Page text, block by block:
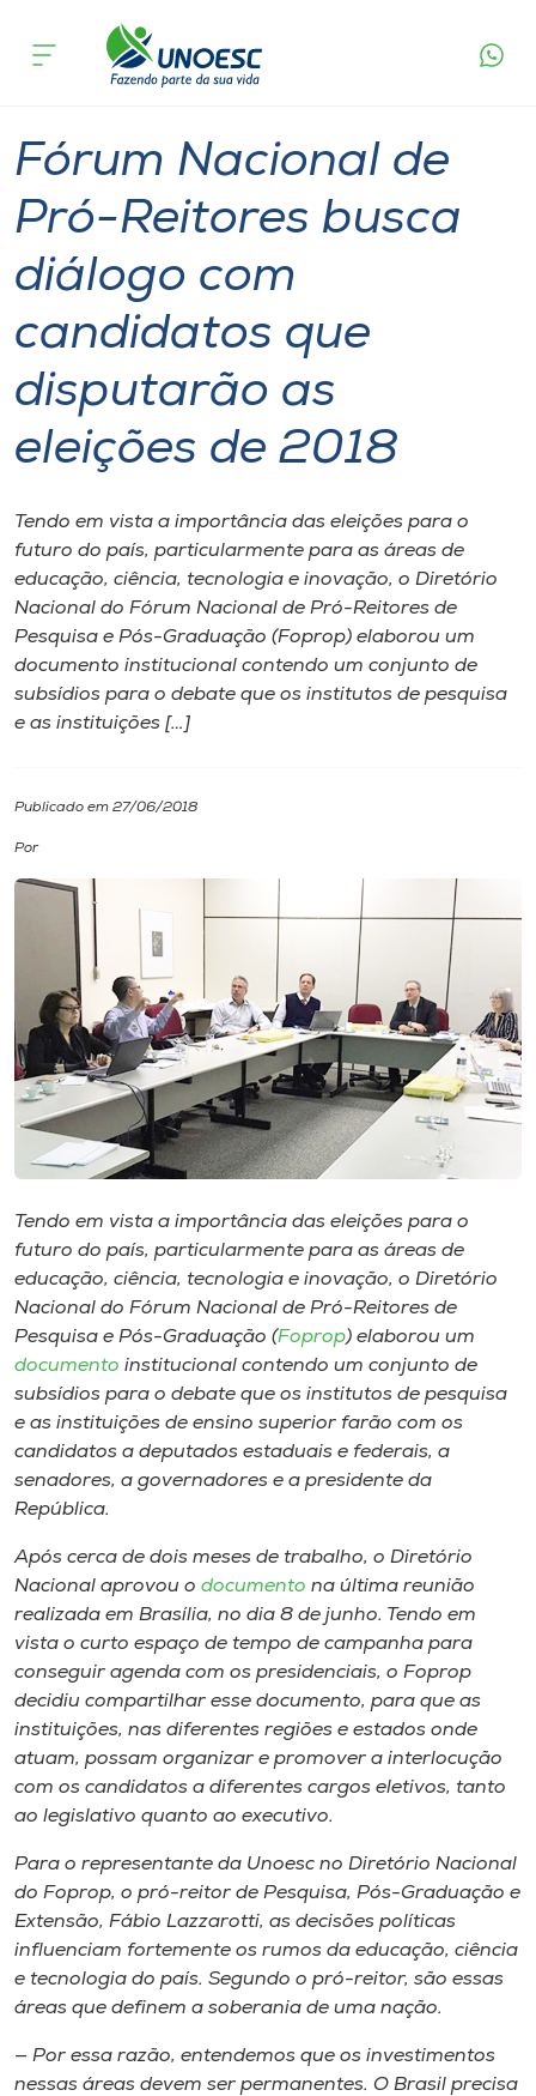
Cursos
Pesquisa
Atendimento ao Estudante
Portal de Ensino
Unoesc
Internacionalização
I.nova
Diplomados
Cultura
CPA
Biblioteca
Editora
Rádio
Museu
Unoesc
Selecione
A+
A-
acontece
2018
Fórum Nacional de
Pró-Reitores busca
diálogo com
candidatos que
disputarão as
eleições de 2018
Tendo em vista a importância das eleições para o
futuro do país, particularmente para as áreas de
educação, ciência, tecnologia e inovação, o Diretório
Nacional do Fórum Nacional de Pró-Reitores de
Pesquisa e Pós-Graduação (Foprop) elaborou um
documento institucional contendo um conjunto de
subsídios para o debate que os institutos de pesquisa
e as instituições […]
Publicado em 27/06/2018
Por
Tendo em vista a importância das eleições para o
futuro do país, particularmente para as áreas de
educação, ciência, tecnologia e inovação, o Diretório
Nacional do Fórum Nacional de Pró-Reitores de
Pesquisa e Pós-Graduação (Foprop) elaborou um
documento institucional contendo um conjunto de
subsídios para o debate que os institutos de pesquisa
e as instituições de ensino superior farão com os
candidatos a deputados estaduais e federais, a
senadores, a governadores e a presidente da
República.
Após cerca de dois meses de trabalho, o Diretório
Nacional aprovou o documento na última reunião
realizada em Brasília, no dia 8 de junho. Tendo em
vista o curto espaço de tempo de campanha para
conseguir agenda com os presidenciais, o Foprop
decidiu compartilhar esse documento, para que as
instituições, nas diferentes regiões e estados onde
atuam, possam organizar e promover a interlocução
com os candidatos a diferentes cargos eletivos, tanto
ao legislativo quanto ao executivo.
Para o representante da Unoesc no Diretório Nacional
do Foprop, o pró-reitor de Pesquisa, Pós-Graduação e
Extensão, Fábio Lazzarotti, as decisões políticas
influenciam fortemente os rumos da educação, ciência
e tecnologia do país. Segundo o pró-reitor, são essas
áreas que definem a soberania de uma nação.
— Por essa razão, entendemos que os investimentos
nessas áreas devem ser permanentes. O Brasil precisa